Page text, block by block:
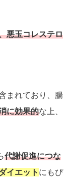
悪玉コレステロ
まれており、腸
に効果的な上、
代謝促進につな
イエット にもぴ